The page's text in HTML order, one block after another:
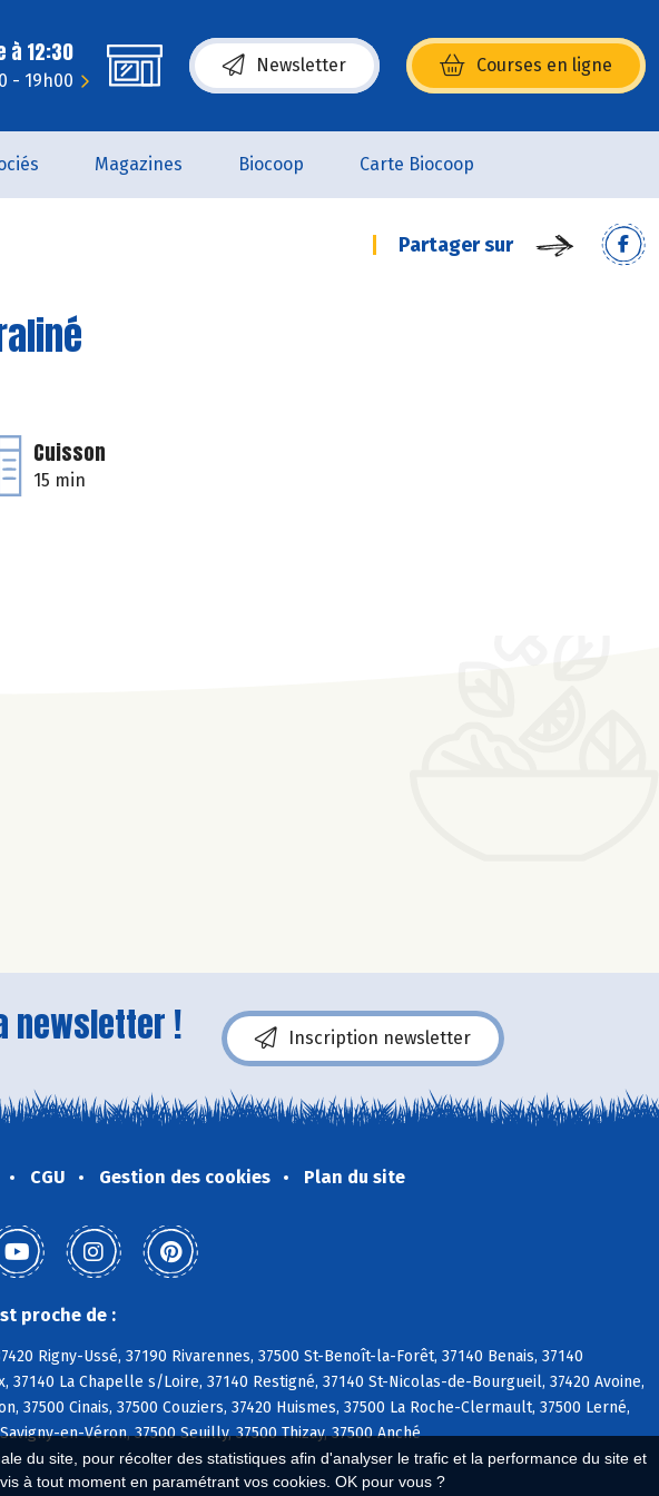
du site, pour récolter des statistiques afin d'analyser le trafic et la performance du site et
à tout moment en paramétrant vos cookies. OK pour vous ?
à 12:30
- 19h00
Newsletter Courses en ligne
(s’ouvre dans une nouvelle fenêtre)
Magazines Biocoop Carte Biocoop
Partager sur
Cuisson
15 min
newsletter ! Inscription newsletter
CGU Gestion des cookies Plan du site
proche de :
Rigny-Ussé, 37190 Rivarennes, 37500 St-Benoît-la-Forêt, 37140 Benais, 37140
37140 La Chapelle s/Loire, 37140 Restigné, 37140 St-Nicolas-de-Bourgueil, 37420 Avoine,
37500 Cinais, 37500 Couziers, 37420 Huismes, 37500 La Roche-Clermault, 37500 Lerné,
en-Véron, 37500 Seuilly, 37500 Thizay, 37500 Anché